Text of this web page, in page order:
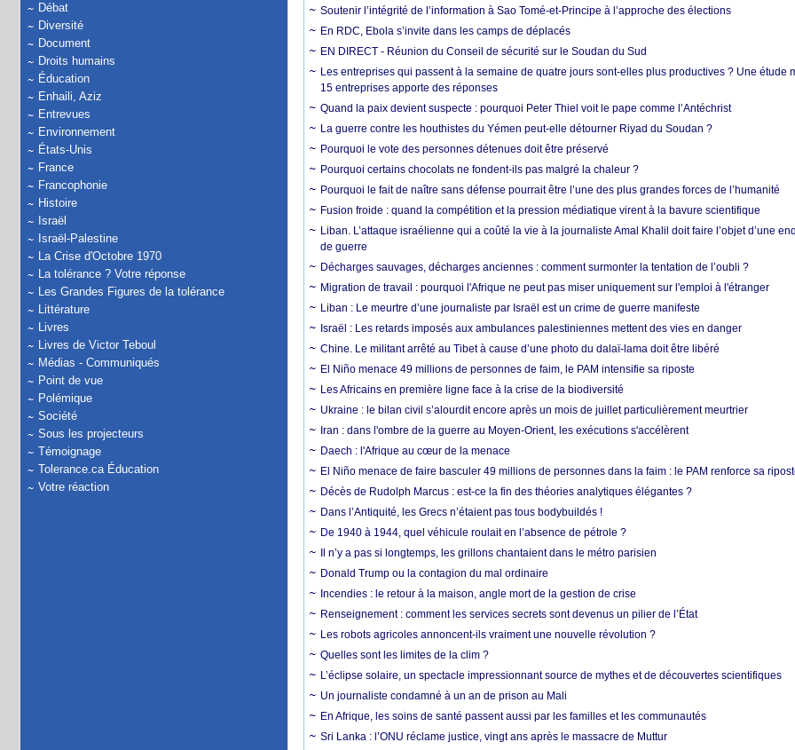
Débat
Diversité
Document
Droits humains
Éducation
Enhaili, Aziz
Entrevues
Environnement
États-Unis
France
Francophonie
Histoire
Israël
Israël-Palestine
La Crise d'Octobre 1970
La tolérance ? Votre réponse
Les Grandes Figures de la tolérance
Littérature
Livres
Livres de Victor Teboul
Médias - Communiqués
Point de vue
Polémique
Société
Sous les projecteurs
Témoignage
Tolerance.ca Éducation
Votre réaction
Soutenir l’intégrité de l’information à Sao Tomé-et-Principe à l’approche des élections
En RDC, Ebola s’invite dans les camps de déplacés
EN DIRECT - Réunion du Conseil de sécurité sur le Soudan du Sud
Les entreprises qui passent à la semaine de quatre jours sont-elles plus productives ? Une étude
15 entreprises apporte des réponses
Quand la paix devient suspecte : pourquoi Peter Thiel voit le pape comme l’Antéchrist
La guerre contre les houthistes du Yémen peut-elle détourner Riyad du Soudan ?
Pourquoi le vote des personnes détenues doit être préservé
Pourquoi certains chocolats ne fondent-ils pas malgré la chaleur ?
Pourquoi le fait de naître sans défense pourrait être l’une des plus grandes forces de l’humanité
Fusion froide : quand la compétition et la pression médiatique virent à la bavure scientifique
Liban. L’attaque israélienne qui a coûté la vie à la journaliste Amal Khalil doit faire l’objet d’une
de guerre
Décharges sauvages, décharges anciennes : comment surmonter la tentation de l’oubli ?
Migration de travail : pourquoi l'Afrique ne peut pas miser uniquement sur l'emploi à l'étranger
Liban : Le meurtre d’une journaliste par Israël est un crime de guerre manifeste
Israël : Les retards imposés aux ambulances palestiniennes mettent des vies en danger
Chine. Le militant arrêté au Tibet à cause d’une photo du dalaï-lama doit être libéré
El Niño menace 49 millions de personnes de faim, le PAM intensifie sa riposte
Les Africains en première ligne face à la crise de la biodiversité
Ukraine : le bilan civil s’alourdit encore après un mois de juillet particulièrement meurtrier
Iran : dans l'ombre de la guerre au Moyen-Orient, les exécutions s'accélèrent
Daech : l'Afrique au cœur de la menace
El Niño menace de faire basculer 49 millions de personnes dans la faim : le PAM renforce sa
Décès de Rudolph Marcus : est-ce la fin des théories analytiques élégantes ?
Dans l’Antiquité, les Grecs n’étaient pas tous bodybuildés !
De 1940 à 1944, quel véhicule roulait en l’absence de pétrole ?
Il n’y a pas si longtemps, les grillons chantaient dans le métro parisien
Donald Trump ou la contagion du mal ordinaire
Incendies : le retour à la maison, angle mort de la gestion de crise
Renseignement : comment les services secrets sont devenus un pilier de l’État
Les robots agricoles annoncent-ils vraiment une nouvelle révolution ?
Quelles sont les limites de la clim ?
L’éclipse solaire, un spectacle impressionnant source de mythes et de découvertes scientifiques
Un journaliste condamné à un an de prison au Mali
En Afrique, les soins de santé passent aussi par les familles et les communautés
Sri Lanka : l’ONU réclame justice, vingt ans après le massacre de Muttur